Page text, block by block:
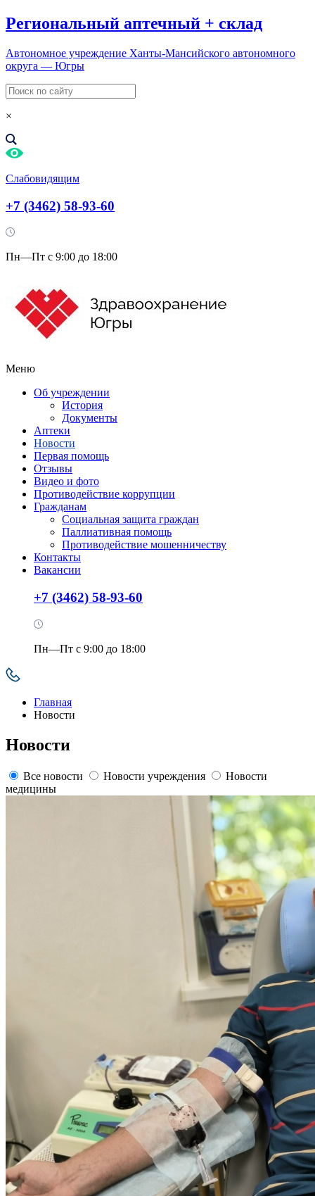
Региональный аптечный + склад
Автономное учреждение Ханты-Мансийского автономного
округа — Югры
×
Слабовидящим
+7 (3462) 58-93-60
Пн—Пт с 9:00 до 18:00
Меню
Об учреждении
История
Документы
Аптеки
Новости
Первая помощь
Отзывы
Видео и фото
Противодействие коррупции
Гражданам
Социальная защита граждан
Паллиативная помощь
Противодействие мошенничеству
Контакты
Вакансии
+7 (3462) 58-93-60
Пн—Пт с 9:00 до 18:00
Главная
Новости
Новости
Все новости Новости учреждения
Новости
медицины